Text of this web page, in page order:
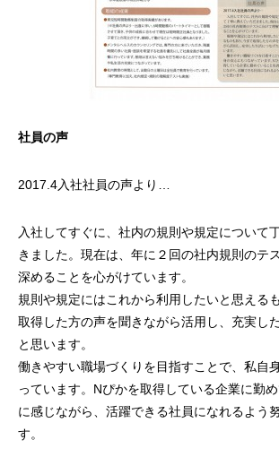
社員の声
2017.4入社社員の声より…
入社してすぐに、社内の規則や規定について
きました。現在は、年に２回の社内規則のテ
深めることを心がけています。
規則や規定にはこれから利用したいと思える
取得した方の声を聞きながら活用し、充実し
と思います。
働きやすい職場づくりを目指すことで、私自
っています。Nぴかを取得している企業に勤
に感じながら、活躍できる社員になれるよう
す。